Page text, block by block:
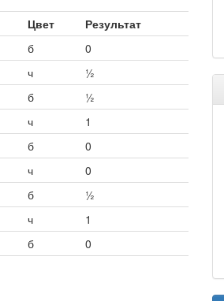
Цвет
Результат
б
0
ч
½
б
½
ч
1
б
0
ч
0
б
½
ч
1
б
0